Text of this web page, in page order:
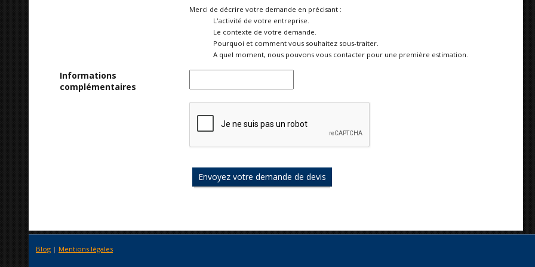
Merci de décrire votre demande en précisant :
L'activité de votre entreprise.
Le contexte de votre demande.
Pourquoi et comment vous souhaitez sous-traiter.
A quel moment, nous pouvons vous contacter pour une première estimation.
Informations
complémentaires
Blog | Mentions légales